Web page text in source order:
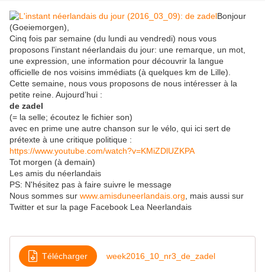
Bonjour
(Goeiemorgen),
Cinq fois par semaine (du lundi au vendredi) nous vous
proposons l'instant néerlandais du jour: une remarque, un mot,
une expression, une information pour découvrir la langue
officielle de nos voisins immédiats (à quelques km de Lille).
Cette semaine, nous vous proposons de nous intéresser à la
petite reine. Aujourd’hui :
de zadel
(= la selle; écoutez le fichier son)
avec en prime une autre chanson sur le vélo, qui ici sert de
prétexte à une critique politique :
https://www.youtube.com/watch?v=KMiZDlUZKPA
Tot morgen (à demain)
Les amis du néerlandais
PS: N'hésitez pas à faire suivre le message
Nous sommes sur www.amisduneerlandais.org , mais aussi sur
Twitter et sur la page Facebook Lea Neerlandais
Télécharger week2016_10_nr3_de_zadel